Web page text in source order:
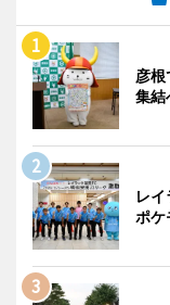
彦
集結
レ
ポケ